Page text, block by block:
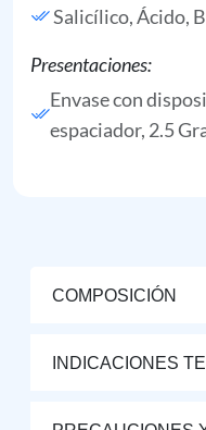
Salicílico, Ácido,
Presentaciones:
Envase con
espaciador, 2.5
COMPOSICIÓN
INDICACIONES